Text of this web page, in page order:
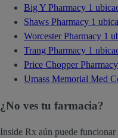
Big Y Pharmacy 1
Shaws Pharmacy 1
Worcester Pharmacy 1
Trang Pharmacy 1
Price Chopper Pharmacy
Umass Memorial Med
¿No ves tu farmacia?
Inside Rx aún puede